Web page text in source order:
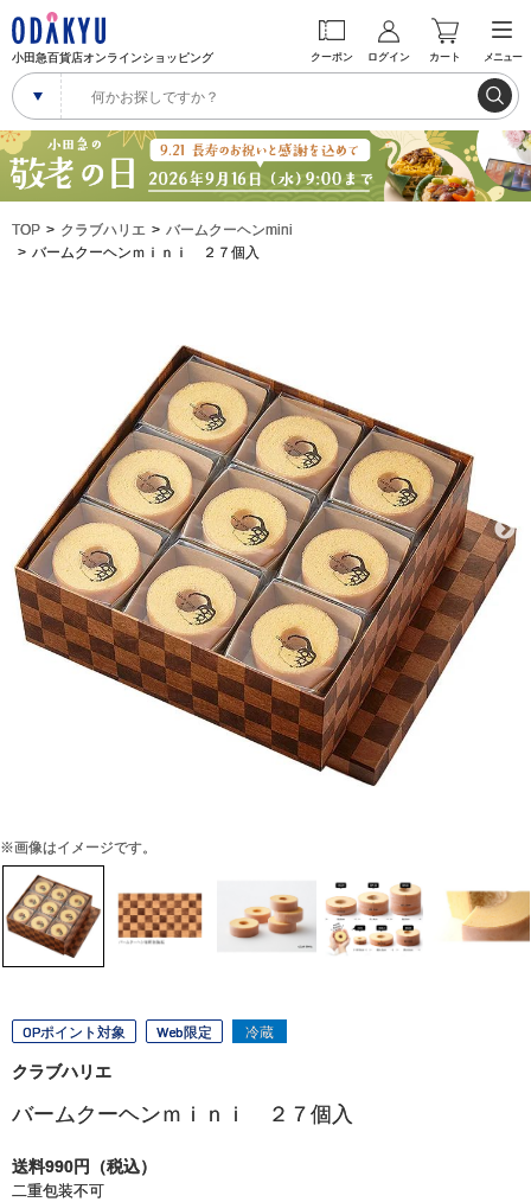
小田急百貨店オンラインショッピング クーポン ログイン カート メニュー
TOP クラブハリエ
バームクーヘンmini
バームクーヘンｍｉｎｉ ２７個入
※画像はイメージです。
OPポイント対象 Web限定 冷蔵
クラブハリエ
バームクーヘンｍｉｎｉ ２７個入
送料990円（税込）
二重包装不可